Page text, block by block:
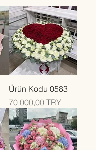
Ürün Kodu 0583
Цена
70 000,00 TRY